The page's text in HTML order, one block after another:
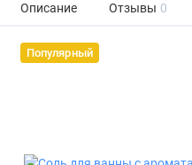
Описание Отзывы 0
Популярный